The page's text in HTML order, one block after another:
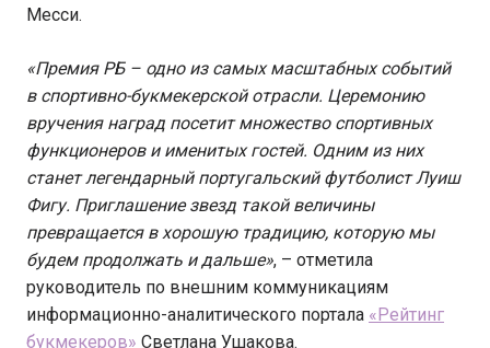
Месси.
«Премия РБ – одно из самых масштабных событий
в спортивно-букмекерской отрасли. Церемонию
вручения наград посетит множество спортивных
функционеров и именитых гостей. Одним из них
станет легендарный португальский футболист Луиш
Фигу. Приглашение звезд такой величины
превращается в хорошую традицию, которую мы
будем продолжать и дальше», – отметила
руководитель по внешним коммуникациям
информационно-аналитического портала «Рейтинг
букмекеров» Светлана Ушакова.